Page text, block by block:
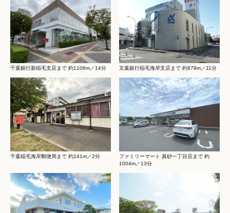
千葉銀行新稲毛支店まで 約1106m／14分 京葉銀行稲毛海岸支店まで 約879m／11分
千葉稲毛海岸郵便局まで 約141m／2分
ファミリーマート 真砂一丁目店まで 約
1004m／13分